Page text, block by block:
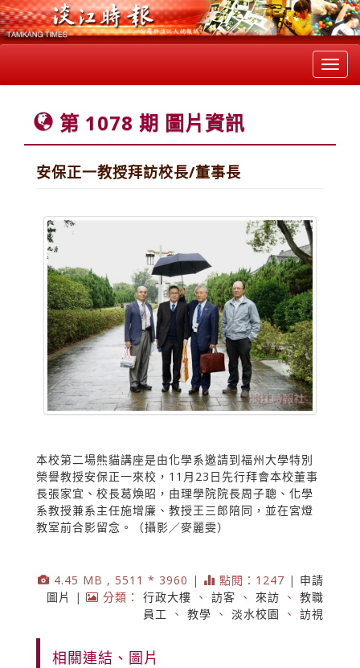
第 1078 期 圖片資訊
安保正一教授拜訪校長/董事長
本校第二場熊貓講座是由化學系邀請到福州大學特別
榮譽教授安保正一來校，11月23日先行拜會本校董事
長張家宜、校長葛煥昭，由理學院院長周子聰、化學
系教授兼系主任施增廉、教授王三郎陪同，並在宮燈
教室前合影留念。（攝影／麥麗雯）
4.45 MB , 5511 * 3960 | 點閱：1247 | 申請
圖片
| 分類： 行政大樓 、 訪客 、 來訪 、 教職
員工
、 教學 、 淡水校園 、 訪視
相關連結、圖片